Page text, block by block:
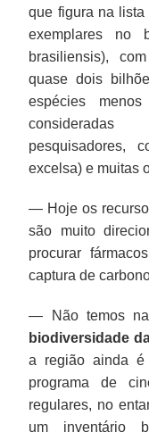
que figura na
exemplares
brasiliensis),
quase dois
espécies
pesquisadores,
excelsa) e muitas
— Hoje os
são muito
procurar
captura de
— Não temos
biodiversidade
a região ainda é
programa de
regulares, no
um inventário